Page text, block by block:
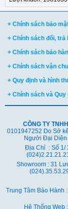
+ Chính sách bảo
+ Chính sách đổi, trả
+ Chính sách bảo
+ Chính sách vận
+ Quy định và hình
+ Chính sách và Quy
CÔNG TY
0101947252 Do Sở
Người Đại Diện
Địa Chỉ : Số 1/
Showroom : 31
Trung Tâm Bảo Hành
Hệ Thống Web